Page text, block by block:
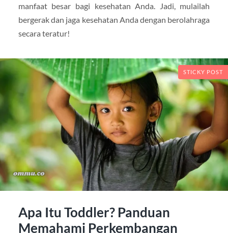
manfaat besar bagi kesehatan Anda. Jadi, mulailah
bergerak dan jaga kesehatan Anda dengan berolahraga
secara teratur!
STICKY POST
Apa Itu Toddler? Panduan
Memahami Perkembangan